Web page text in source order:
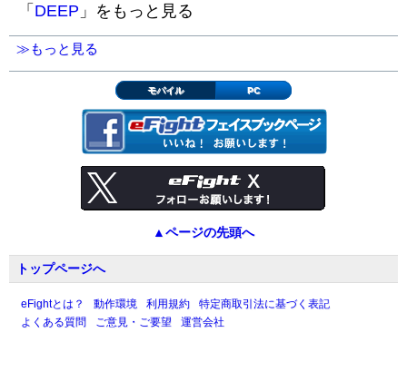
「 DEEP 」をもっと見る
≫もっと見る
モバイル PC
▲ページの先頭へ
トップページへ
eFightとは？ 動作環境 利用規約
特定商取引法に基づく表記
よくある質問
ご意見・ご要望 運営会社